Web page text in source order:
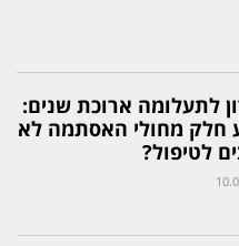
לתעלומה ארוכת שנים:
חלק מחולי האסתמה לא
לטיפול?